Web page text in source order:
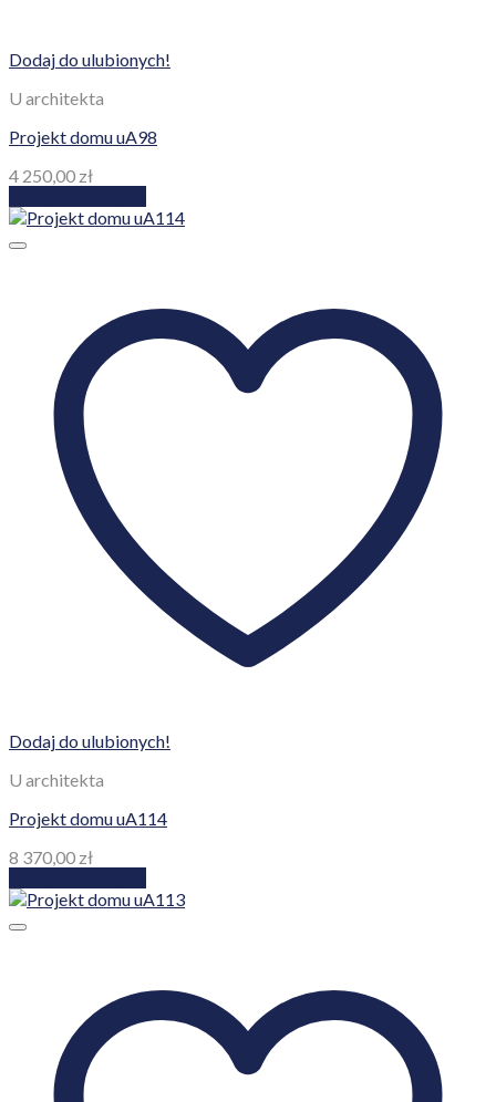
Dodaj do ulubionych!
U architekta
Projekt domu uA98
4 250,00 zł
Dodaj do ulubionych!
U architekta
Projekt domu uA114
8 370,00 zł